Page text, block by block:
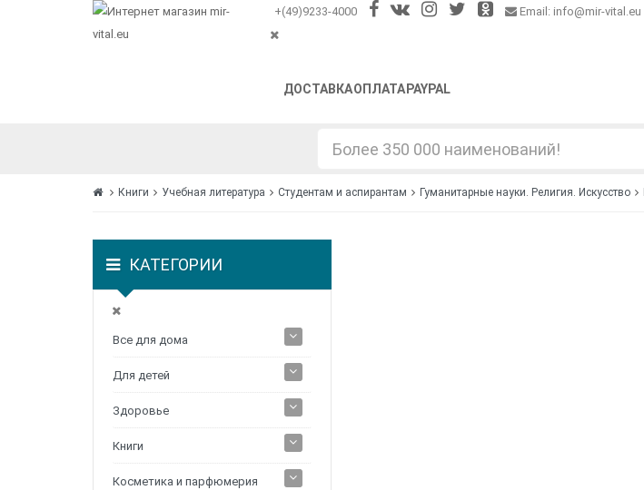
+(49)9233-4000 Email: info@mir-vital.eu
ДОСТАВКАОПЛАТА PAYPAL
Книги Учебная литература Студентам и аспирантам Гуманитарные науки. Религия. Искусство
КАТЕГОРИИ
Все для дома
Для детей
Здоровье
Книги
Косметика и парфюмерия